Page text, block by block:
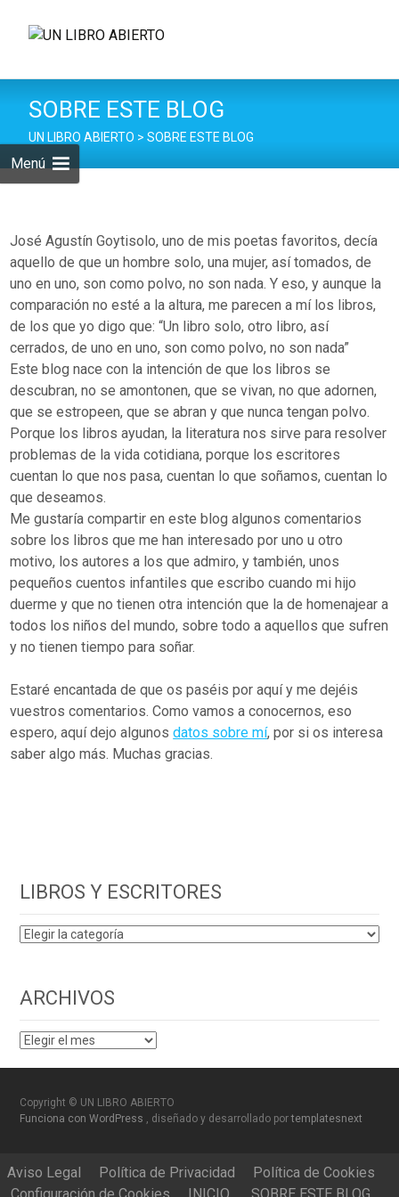
Menú
SOBRE ESTE BLOG
UN LIBRO ABIERTO > SOBRE ESTE BLOG
José Agustín Goytisolo, uno de mis poetas favoritos, decía
aquello de que un hombre solo, una mujer, así tomados, de
uno en uno, son como polvo, no son nada. Y eso, y aunque la
comparación no esté a la altura, me parecen a mí los libros,
de los que yo digo que: “Un libro solo, otro libro, así
cerrados, de uno en uno, son como polvo, no son nada”
Este blog nace con la intención de que los libros se
descubran, no se amontonen, que se vivan, no que adornen,
que se estropeen, que se abran y que nunca tengan polvo.
Porque los libros ayudan, la literatura nos sirve para resolver
problemas de la vida cotidiana, porque los escritores
cuentan lo que nos pasa, cuentan lo que soñamos, cuentan lo
que deseamos.
Me gustaría compartir en este blog algunos comentarios
sobre los libros que me han interesado por uno u otro
motivo, los autores a los que admiro, y también, unos
pequeños cuentos infantiles que escribo cuando mi hijo
duerme y que no tienen otra intención que la de homenajear a
todos los niños del mundo, sobre todo a aquellos que sufren
y no tienen tiempo para soñar.
Estaré encantada de que os paséis por aquí y me dejéis
vuestros comentarios. Como vamos a conocernos, eso
espero, aquí dejo algunosdatos sobre mí, por si os interesa
saber algo más. Muchas gracias.
LIBROS Y ESCRITORES
LIBROS
ARCHIVOS
ARCHIVOS
Copyright © UN LIBRO ABIERTO
Funciona con WordPress , diseñado y desarrollado portemplatesnext
Aviso Legal Política de Privacidad
Política de Cookies